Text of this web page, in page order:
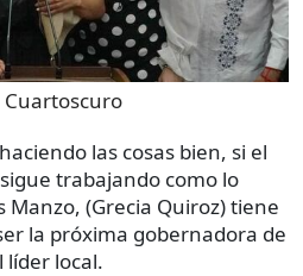
Cuartoscuro
las cosas bien, si el
trabajando como lo
Manzo, (Grecia Quiroz) tiene
la próxima gobernadora de
líder local.